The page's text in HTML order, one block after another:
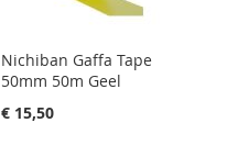
Nichiban Gaffa Tape
50mm 50m Geel
€ 15,50